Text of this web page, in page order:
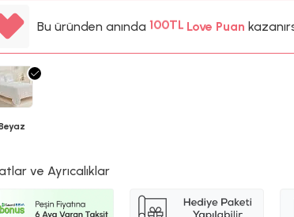
Bu üründen anında%5
%5
Love Puankazanırsın!
ve Ayrıcalıklar